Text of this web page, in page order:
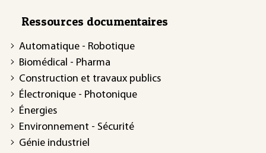
Ressources documentaires
Automatique - Robotique
Biomédical - Pharma
Construction et travaux publics
Électronique - Photonique
Énergies
Environnement - Sécurité
Génie industriel